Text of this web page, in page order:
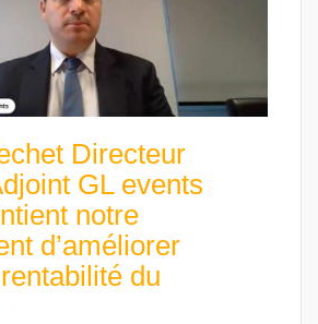
Directeur
GL events
notre
d’améliorer
du